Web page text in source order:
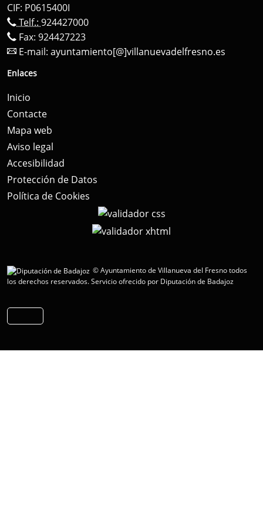
CIF: P0615400I
Telf.: 924427000
Fax: 924427223
E-mail: ayuntamiento[@]villanuevadelfresno.es
Enlaces
Inicio
Contacte
Mapa web
Aviso legal
Accesibilidad
Protección de Datos
Política de Cookies
© Ayuntamiento de Villanueva del Fresno todos
los derechos reservados.Servicio ofrecido por Diputación de Badajoz